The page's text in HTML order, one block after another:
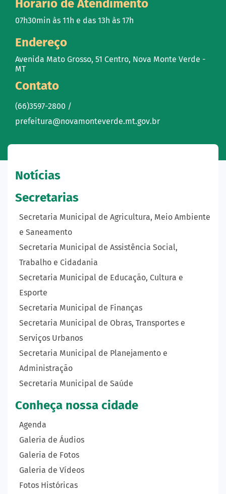
Horário de Atendimento
07h30min às 11h e das 13h às 17h
Endereço
Avenida Mato Grosso, 51 Centro, Nova Monte Verde -
MT
Contato
(66)3597-2800 /
prefeitura@novamonteverde.mt.gov.br
Notícias
Secretarias
Secretaria Municipal de Agricultura, Meio Ambiente
e Saneamento
Secretaria Municipal de Assistência Social,
Trabalho e Cidadania
Secretaria Municipal de Educação, Cultura e
Esporte
Secretaria Municipal de Finanças
Secretaria Municipal de Obras, Transportes e
Serviços Urbanos
Secretaria Municipal de Planejamento e
Administração
Secretaria Municipal de Saúde
Conheça nossa cidade
Agenda
Galeria de Áudios
Galeria de Fotos
Galeria de Vídeos
Fotos Históricas